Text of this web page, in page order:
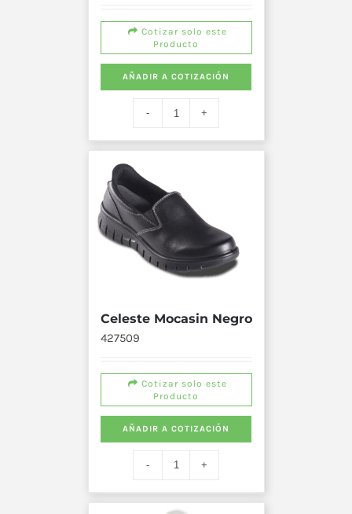
Cotizar solo este
Producto
AÑADIR A COTIZACIÓN
Celeste Mocasin Negro
427509
Cotizar solo este
Producto
AÑADIR A COTIZACIÓN